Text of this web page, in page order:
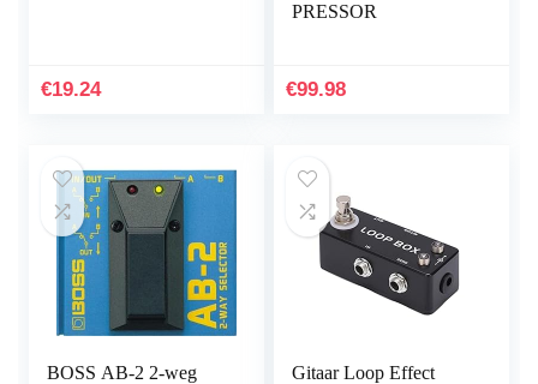
€19.24
PRESSOR
€99.98
BOSS AB-2 2-weg
Gitaar Loop Effect